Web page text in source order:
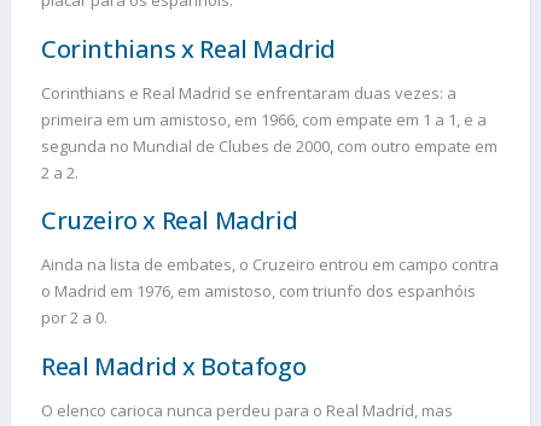
Corinthians x Real Madrid
Corinthians e Real Madrid se enfrentaram duas vezes: a
primeira em um amistoso, em 1966, com empate em 1 a 1, e a
segunda no Mundial de Clubes de 2000, com outro empate em
2 a 2.
Cruzeiro x Real Madrid
Ainda na lista de embates, o Cruzeiro entrou em campo contra
o Madrid em 1976, em amistoso, com triunfo dos espanhóis
por 2 a 0.
Real Madrid x Botafogo
O elenco carioca nunca perdeu para o Real Madrid, mas